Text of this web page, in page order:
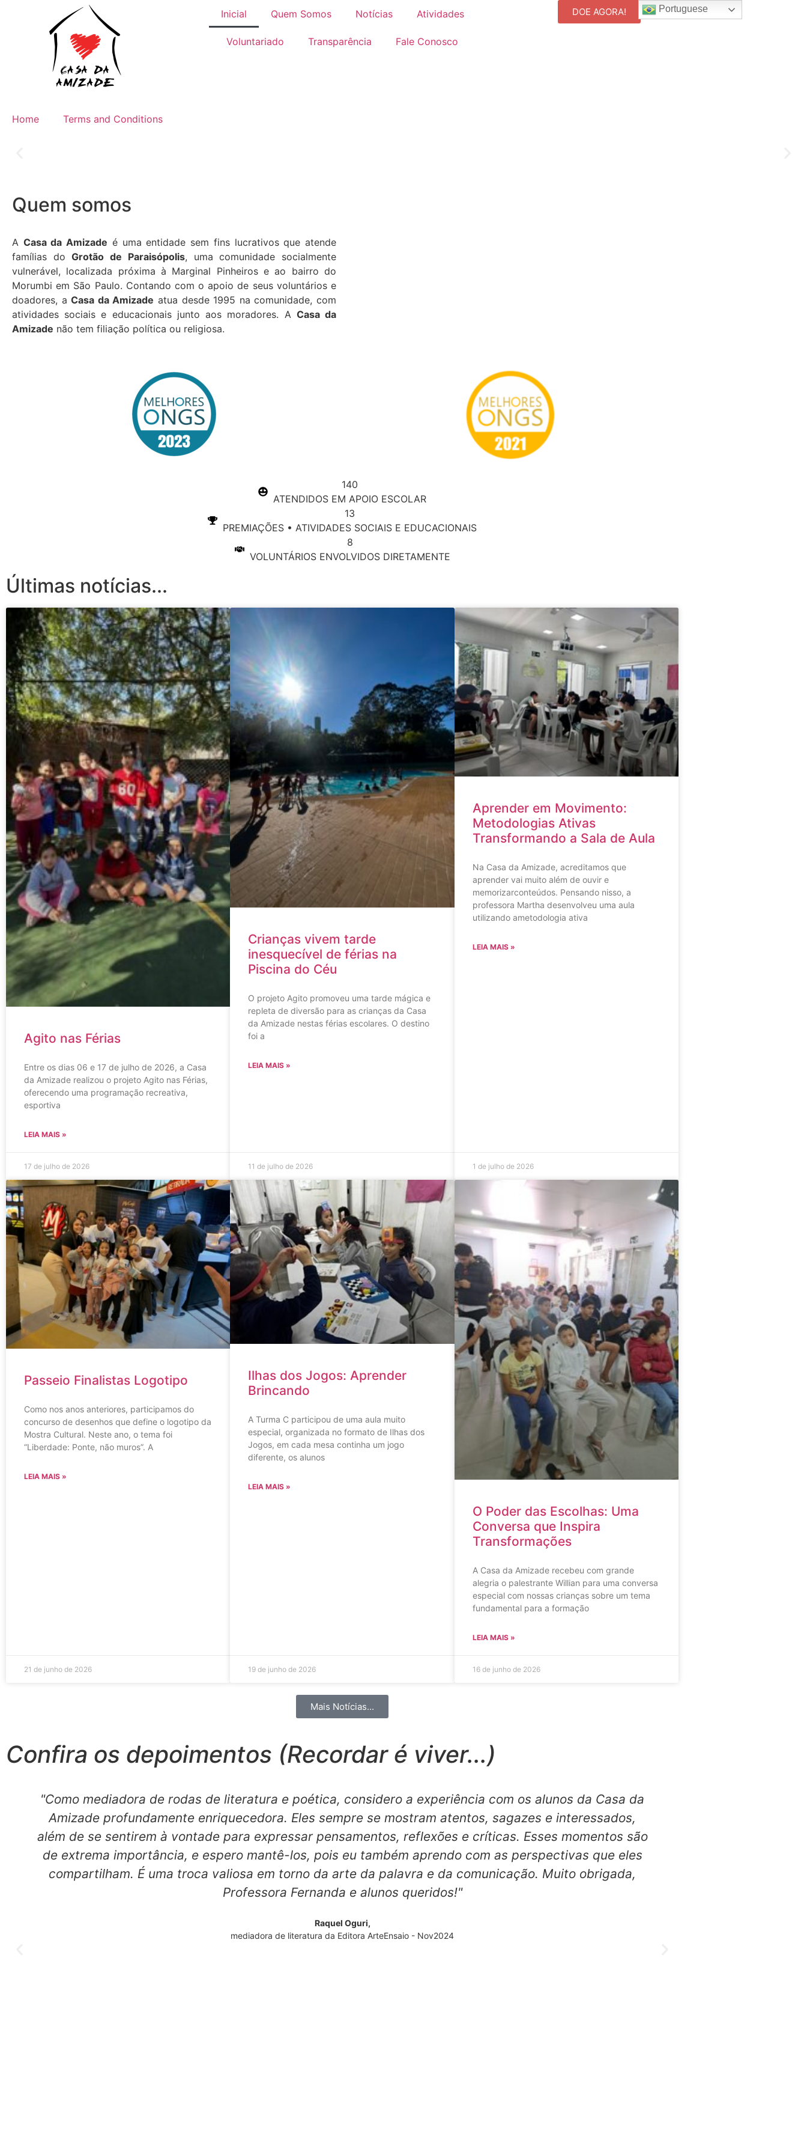
Inicial Quem Somos Notícias Atividades
Voluntariado Transparência Fale Conosco
DOE AGORA!
Home Terms and Conditions
Saiba mais...
Quem somos
A Casa da Amizade é uma entidade sem fins lucrativos que atende
famílias doGrotão de Paraisópolis, uma comunidade socialmente
vulnerável, localizada próxima à Marginal Pinheiros e ao bairro do
Morumbi em São Paulo. Contando com o apoio de seus voluntários e
doadores, aCasa da Amizade atua desde 1995 na comunidade, com
atividades sociais e educacionais junto aos moradores. A Casa da
Amizade não tem filiação política ou religiosa.
140
ATENDIDOS EM APOIO ESCOLAR
13
PREMIAÇÕES • ATIVIDADES SOCIAIS E EDUCACIONAIS
8
VOLUNTÁRIOS ENVOLVIDOS DIRETAMENTE
Últimas notícias...
Agito nas Férias
Entre os dias 06 e 17 de julho de 2026, a Casa
da Amizade realizou o projeto Agito nas Férias,
oferecendo uma programação recreativa,
esportiva
LEIA MAIS »
17 de julho de 2026
Crianças vivem tarde
inesquecível de férias na
Piscina do Céu
O projeto Agito promoveu uma tarde mágica e
repleta de diversão para as crianças da Casa
da Amizade nestas férias escolares. O destino
foi a
LEIA MAIS »
11 de julho de 2026
Aprender em Movimento:
Metodologias Ativas
Transformando a Sala de Aula
Na Casa da Amizade, acreditamos que
aprender vai muito além de ouvir e
memorizarconteúdos. Pensando nisso, a
professora Martha desenvolveu uma aula
utilizando ametodologia ativa
LEIA MAIS »
1 de julho de 2026
Passeio Finalistas Logotipo
Como nos anos anteriores, participamos do
concurso de desenhos que define o logotipo da
Mostra Cultural. Neste ano, o tema foi
“Liberdade: Ponte, não muros”. A
LEIA MAIS »
21 de junho de 2026
Ilhas dos Jogos: Aprender
Brincando
A Turma C participou de uma aula muito
especial, organizada no formato de Ilhas dos
Jogos, em cada mesa continha um jogo
diferente, os alunos
LEIA MAIS »
19 de junho de 2026
O Poder das Escolhas: Uma
Conversa que Inspira
Transformações
A Casa da Amizade recebeu com grande
alegria o palestrante Willian para uma conversa
especial com nossas crianças sobre um tema
fundamental para a formação
LEIA MAIS »
16 de junho de 2026
Mais Notícias...
Confira os depoimentos (Recordar é viver...)
"Como mediadora de rodas de literatura e poética, considero a experiência com os alunos da Casa da
Amizade profundamente enriquecedora. Eles sempre se mostram atentos, sagazes e interessados,
além de se sentirem à vontade para expressar pensamentos, reflexões e críticas. Esses momentos são
de extrema importância, e espero mantê-los, pois eu também aprendo com as perspectivas que eles
compartilham. É uma troca valiosa em torno da arte da palavra e da comunicação. Muito obrigada,
Professora Fernanda e alunos queridos!"
Raquel Oguri,
mediadora de literatura da Editora ArteEnsaio - Nov2024
Portuguese